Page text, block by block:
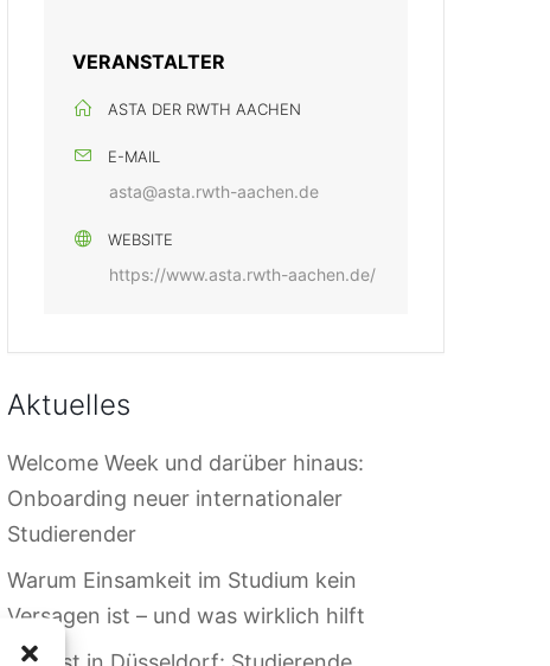
VERANSTALTER
ASTA DER RWTH AACHEN
E-MAIL
asta@asta.rwth-aachen.de
WEBSITE
https://www.asta.rwth-aachen.de/
Aktuelles
Welcome Week und darüber hinaus:
Onboarding neuer internationaler
Studierender
Warum Einsamkeit im Studium kein
Versagen ist – und was wirklich hilft